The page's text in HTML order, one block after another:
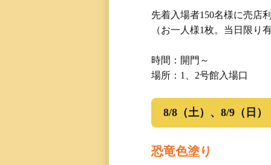
先着入場者150名様に売店
（お一人様1枚。当日限り
時間：開門～
場所：1、2号館入場口
8/8（土）、8/9（日）
恐竜色塗り